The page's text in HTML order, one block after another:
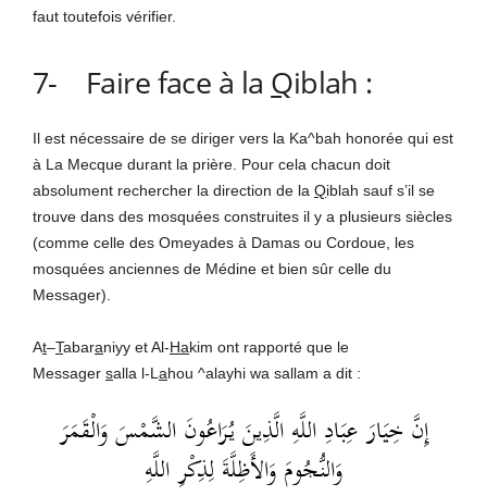
faut toutefois vérifier.
7- Faire face à la Qiblah :
Il est nécessaire de se diriger vers la Ka^bah honorée qui est
à La Mecque durant la prière. Pour cela chacun doit
absolument rechercher la direction de la Qiblah sauf s’il se
trouve dans des mosquées construites il y a plusieurs siècles
(comme celle des Omeyades à Damas ou Cordoue, les
mosquées anciennes de Médine et bien sûr celle du
Messager).
At–Tabaraniyy et Al-Hakim ont rapporté que le
Messager salla l-L ahou ^alayhi wa sallam a dit :
إِنَّ خِيَارَ عِبَادِ اللَّهِ الَّذِينَ يُرَاعُونَ الشَّمْسَ وَالْقَمَرَ
وَالنُّجُومَ وَالأَظِلَّةَ لِذِكْرِ اللَّهِ